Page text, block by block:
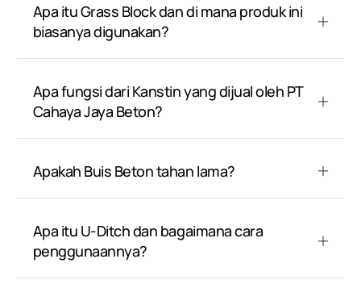
Apa itu Grass Block dan di mana produk ini
biasanya digunakan?
Apa fungsi dari Kanstin yang dijual oleh PT
Cahaya Jaya Beton?
Apakah Buis Beton tahan lama?
Apa itu U-Ditch dan bagaimana cara
penggunaannya?